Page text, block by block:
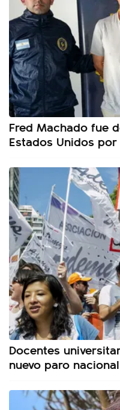
Fred Machado fue
Estados Unidos
Docentes
nuevo paro